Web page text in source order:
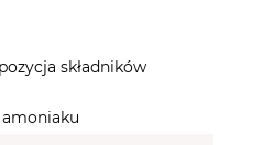
składników